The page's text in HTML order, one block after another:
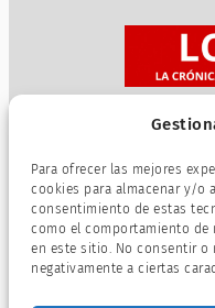
Para ofrecer las mejores
cookies para almacenar y/o
consentimiento de estas
como el comportamiento de
en este sitio. No consentir o
negativamente a ciertas
Política
Términos
Política